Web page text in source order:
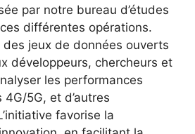
par notre bureau d’études
différentes opérations.
des jeux de données ouverts
développeurs, chercheurs et
les performances
5G, et d’autres
favorise la